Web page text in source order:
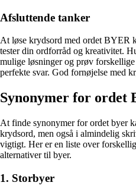
Afsluttende tanker
At løse krydsord med ordet BYER
tester din ordforråd og kreativitet.
mulige løsninger og prøv
perfekte svar. God fornøjelse med
Synonymer for ordet
At finde synonymer for ordet byer
krydsord, men også i almindelig
vigtigt. Her er en liste over
alternativer til byer.
1. Storbyer